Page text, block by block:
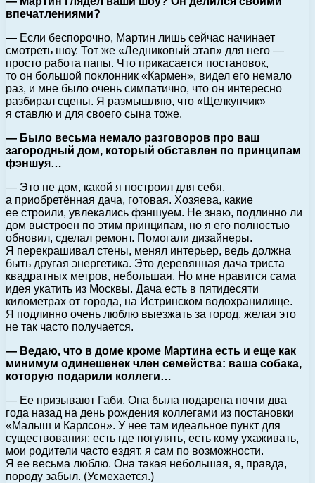
впечатлениями?
— Если беспорочно, Мартин лишь сейчас начинает
смотреть шоу. Тот же «Ледниковый этап» для него —
просто работа папы. Что прикасается постановок,
то он большой поклонник «Кармен», видел его немало
раз, и мне было очень симпатично, что он интересно
разбирал сцены. Я размышляю, что «Щелкунчик»
я ставлю и для своего сына тоже.
— Было весьма немало разговоров про ваш
загородный дом, который обставлен по принципам
фэншуя…
— Это не дом, какой я построил для себя,
а приобретённая дача, готовая. Хозяева, какие
ее строили, увлекались фэншуем. Не знаю, подлинно ли
дом выстроен по этим принципам, но я его полностью
обновил, сделал ремонт. Помогали дизайнеры.
Я перекрашивал стены, менял интерьер, ведь должна
быть другая энергетика. Это деревянная дача триста
квадратных метров, небольшая. Но мне нравится сама
идея укатить из Москвы. Дача есть в пятидесяти
километрах от города, на Истринском водохранилище.
Я подлинно очень люблю выезжать за город, желая это
не так часто получается.
— Ведаю, что в доме кроме Мартина есть и еще как
минимум одинешенек член семейства: ваша собака,
которую подарили коллеги…
— Ее призывают Габи. Она была подарена почти два
года назад на день рождения коллегами из постановки
«Малыш и Карлсон». У нее там идеальное пункт для
существования: есть где погулять, есть кому ухаживать,
мои родители часто ездят, я сам по возможности.
Я ее весьма люблю. Она такая небольшая, я, правда,
породу забыл. (Усмехается.)